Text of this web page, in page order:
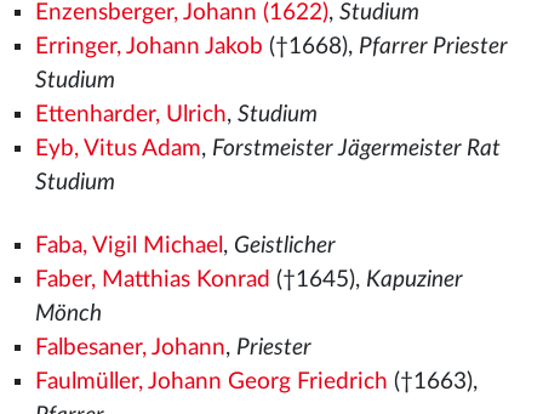
Enzensberger, Johann (1622), Studium
Erringer, Johann Jakob (†1668), Pfarrer Priester
Studium
Ettenharder, Ulrich, Studium
Eyb, Vitus Adam, Forstmeister Jägermeister Rat
Studium
Faba, Vigil Michael , Geistlicher
Faber, Matthias Konrad (†1645), Kapuziner
Mönch
Falbesaner, Johann, Priester
Faulmüller, Johann Georg Friedrich (†1663),